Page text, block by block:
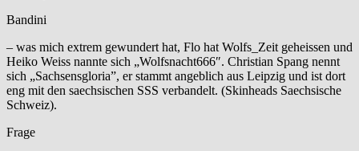
Bandini
– was mich extrem gewundert hat, Flo hat Wolfs_Zeit geheissen und
Heiko Weiss nannte sich „Wolfsnacht666″. Christian Spang nennt
sich „Sachsensgloria”, er stammt angeblich aus Leipzig und ist dort
eng mit den saechsischen SSS verbandelt. (Skinheads Saechsische
Schweiz).
Frage